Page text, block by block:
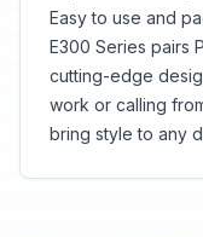
Easy to use and
E300 Series pairs
cutting-edge
work or calling
bring style to any